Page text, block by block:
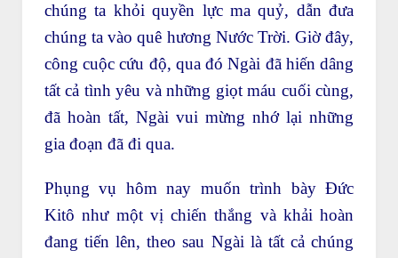
chúng ta khỏi quyền lực ma quỷ, dẫn đưa
chúng ta vào quê hương Nước Trời. Giờ đây,
công cuộc cứu độ, qua đó Ngài đã hiến dâng
tất cả tình yêu và những giọt máu cuối cùng,
đã hoàn tất, Ngài vui mừng nhớ lại những
gia đoạn đã đi qua.
Phụng vụ hôm nay muốn trình bày Đức
Kitô như một vị chiến thắng và khải hoàn
đang tiến lên, theo sau Ngài là tất cả chúng